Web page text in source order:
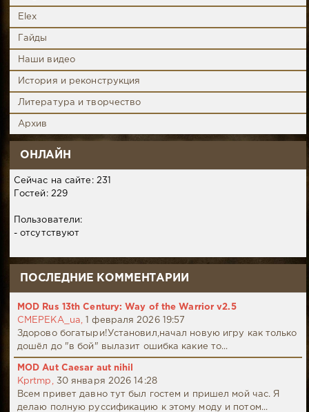
Elex
Гайды
Наши видео
История и реконструкция
Литература и творчество
Архив
ОНЛАЙН
Сейчас на сайте: 231
Гостей: 229
Пользователи:
- отсутствуют
ПОСЛЕДНИЕ КОММЕНТАРИИ
MOD Rus 13th Century: Way of the Warrior v2.5
CMEPEKA_ua,
1 февраля 2026 19:57
Здорово богатыри!Установил,начал новую игру как только
дошёл до "в бой" вылазит ошибка какие то...
MOD Aut Caesar aut nihil
Kprtmp,
30 января 2026 14:28
Всем привет давно тут был гостем и пришел мой час. Я
делаю полную руссификацию к этому моду и потом...